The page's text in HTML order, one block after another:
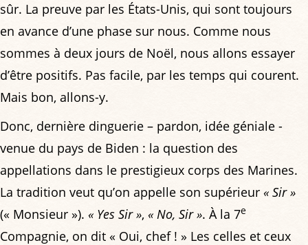
sûr. La preuve par les États-Unis, qui sont toujours
en avance d’une phase sur nous. Comme nous
sommes à deux jours de Noël, nous allons essayer
d’être positifs. Pas facile, par les temps qui courent.
Mais bon, allons-y.
Donc, dernière dinguerie – pardon, idée géniale -
venue du pays de Biden : la question des
appellations dans le prestigieux corps des Marines.
La tradition veut qu’on appelle son supérieur « Sir »
(« Monsieur »). « Yes Sir », « No, Sir ». À la 7e
Compagnie, on dit « Oui, chef ! » Les celles et ceux